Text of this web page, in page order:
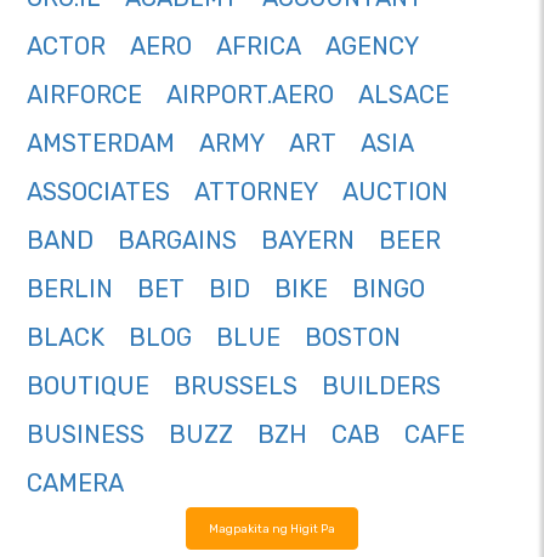
ACTOR
AERO AFRICA
AGENCY
AIRFORCE
AIRPORT.AERO
ALSACE
AMSTERDAM
ARMY ART
ASIA
ASSOCIATES
ATTORNEY
AUCTION
BAND
BARGAINS BAYERN
BEER
BERLIN
BET BID BIKE
BINGO
BLACK
BLOG BLUE
BOSTON
BOUTIQUE
BRUSSELS
BUILDERS
BUSINESS
BUZZ BZH CAB
CAFE
CAMERA
Magpakita ng Higit Pa